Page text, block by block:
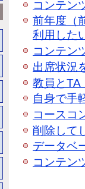
コンテン
前年度（
利用した
コンテン
出席状況
教員とTA
自身で手
コースコ
削除して
データベ
コンテン